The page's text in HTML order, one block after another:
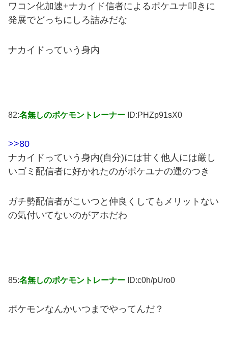
ワコン化加速+ナカイド信者によるポケユナ叩きに
発展でどっちにしろ詰みだな
ナカイドっていう身内
82:名無しのポケモントレーナー ID:PHZp91sX0
>>80
ナカイドっていう身内(自分)には甘く他人には厳し
いゴミ配信者に好かれたのがポケユナの運のつき
ガチ勢配信者がこいつと仲良くしてもメリットない
の気付いてないのがアホだわ
85:名無しのポケモントレーナー ID:c0h/pUro0
ポケモンなんかいつまでやってんだ？